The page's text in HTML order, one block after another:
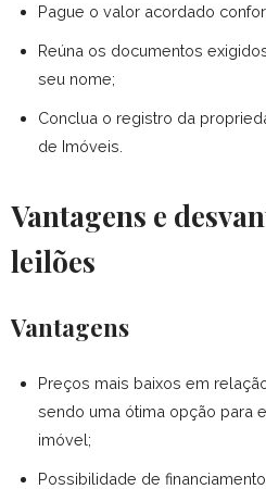
Pague o valor acordado
Reúna os documentos
seu nome;
Conclua o registro da
de Imóveis.
Vantagens e
leilões
Vantagens
Preços mais baixos em
sendo uma ótima opção para
imóvel;
Possibilidade de